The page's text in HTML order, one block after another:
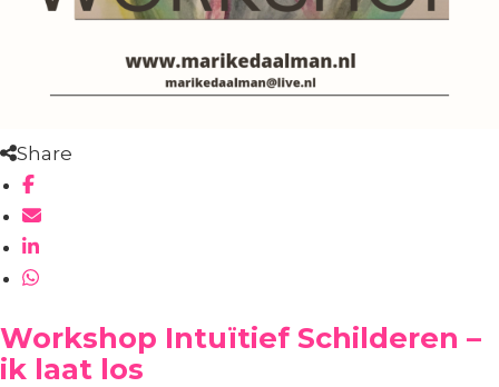
Share
Workshop Intuïtief Schilderen –
ik laat los